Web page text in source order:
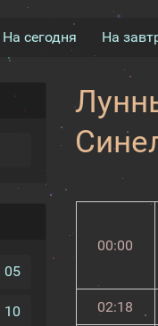
На сегодня На
05
10
00:00
02:18